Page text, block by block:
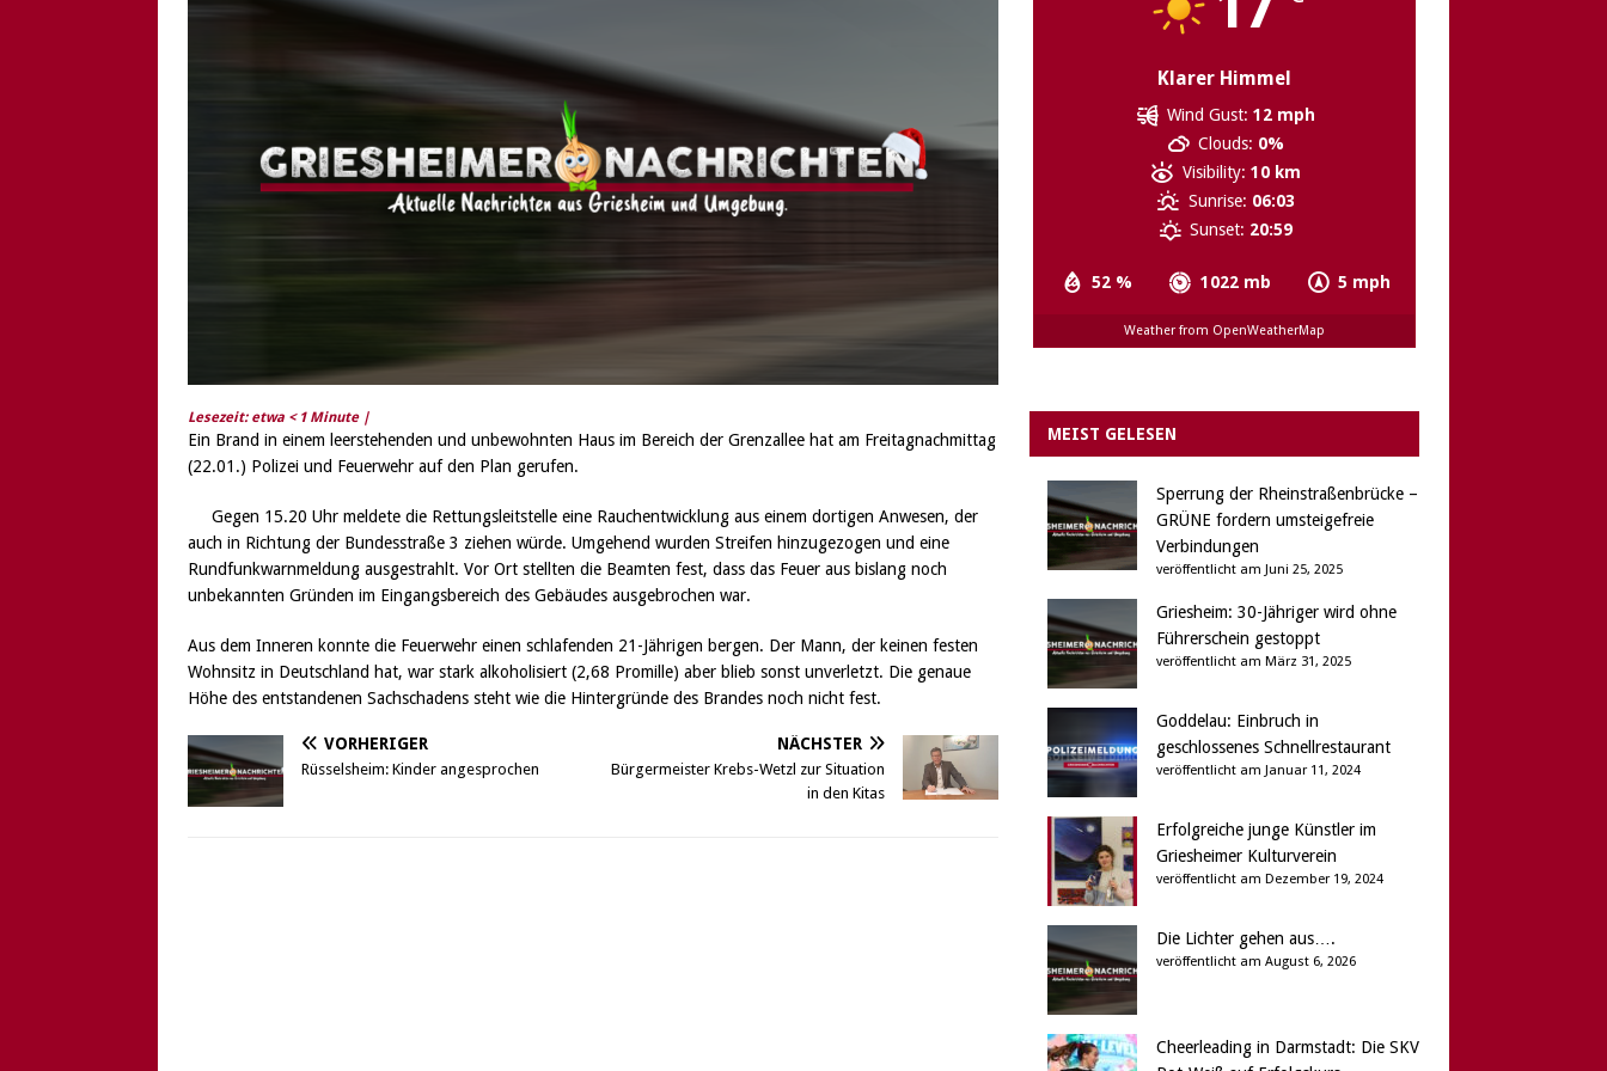
[ 6. August 2026 ]
Lesezeit: etwa < 1 Minute |
Ein Brand in einem leerstehenden und unbewohnten Haus im Bereich der Grenzallee hat am Freitagnachmittag
(22.01.) Polizei und Feuerwehr auf den Plan gerufen.
Gegen 15.20 Uhr meldete die Rettungsleitstelle eine Rauchentwicklung aus einem dortigen Anwesen, der
auch in Richtung der Bundesstraße 3 ziehen würde. Umgehend wurden Streifen hinzugezogen und eine
Rundfunkwarnmeldung ausgestrahlt. Vor Ort stellten die Beamten fest, dass das Feuer aus bislang noch
unbekannten Gründen im Eingangsbereich des Gebäudes ausgebrochen war.
Aus dem Inneren konnte die Feuerwehr einen schlafenden 21-Jährigen bergen. Der Mann, der keinen festen
Wohnsitz in Deutschland hat, war stark alkoholisiert (2,68 Promille) aber blieb sonst unverletzt. Die genaue
Höhe des entstandenen Sachschadens steht wie die Hintergründe des Brandes noch nicht fest.
VORHERIGER
Rüsselsheim: Kinder angesprochen
NÄCHSTER
Bürgermeister Krebs-Wetzl zur Situation
in den Kitas
Klarer Himmel
52 % 1022 mb 5 mph
Wind Gust: 12 mph
Clouds: 0%
Visibility: 10 km
Sunrise: 06:03
Sunset: 20:59
Weather from OpenWeatherMap
MEIST GELESEN
Sperrung der Rheinstraßenbrücke –
GRÜNE fordern umsteigefreie
Verbindungen
veröffentlicht am Juni 25, 2025
Griesheim: 30-Jähriger wird ohne
Führerschein gestoppt
veröffentlicht am März 31, 2025
Goddelau: Einbruch in
geschlossenes Schnellrestaurant
veröffentlicht am Januar 11, 2024
Erfolgreiche junge Künstler im
Griesheimer Kulturverein
veröffentlicht am Dezember 19, 2024
Die Lichter gehen aus….
veröffentlicht am August 6, 2026
Cheerleading in Darmstadt: Die SKV